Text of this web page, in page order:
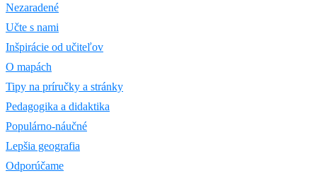
Nezaradené
Učte s nami
Inšpirácie od učiteľov
O mapách
Tipy na príručky a stránky
Pedagogika a didaktika
Populárno-náučné
Lepšia geografia
Odporúčame